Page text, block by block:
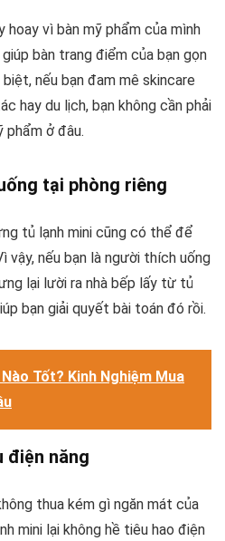
hoay vì bàn mỹ phẩm của mình
bàn trang điểm của bạn gọn
nếu bạn đam mê skincare
hay du lịch, bạn không cần phải
phẩm ở đâu.
tại phòng riêng
tủ lạnh mini cũng có thể để
vậy, nếu bạn là người thích uống
lại lười ra nhà bếp lấy từ tủ
bạn giải quyết bài toán đó rồi.
Tốt? Kinh Nghiệm Mua
điện năng
thua kém gì ngăn mát của
mini lại không hề tiêu hao điện